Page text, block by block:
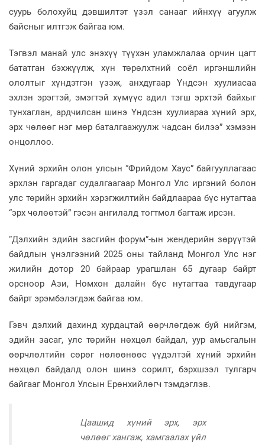
суурь болохуйц дэвшилтэт үзэл санааг ийнхүү агуулж
байсныг илтгэж байгаа юм.
Тэгвэл манай улс энэхүү түүхэн уламжлалаа орчин цагт
бататган бэхжүүлж, хүн төрөлхтний соёл иргэншлийн
ололтыг хүндэтгэн үзэж, анхдугаар Үндсэн хуулиасаа
эхлэн эрэгтэй, эмэгтэй хүмүүс адил тэгш эрхтэй байхыг
тунхаглан, ардчилсан шинэ Үндсэн хуулиараа хүний эрх,
эрх чөлөөг нэг мөр баталгаажуулж чадсан билээ” хэмээн
онцоллоо.
Хүний эрхийн олон улсын “Фрийдом Хаус” байгууллагаас
эрхлэн гаргадаг судалгаагаар Монгол Улс иргэний болон
улс төрийн эрхийн хэрэгжилтийн байдлаараа бүс нутагтаа
“эрх чөлөөтэй” гэсэн ангилалд тогтмол багтаж ирсэн.
“Дэлхийн эдийн засгийн форум”-ын жендерийн зөрүүтэй
байдлын үнэлгээний 2025 оны тайланд Монгол Улс нэг
жилийн дотор 20 байраар урагшлан 65 дугаар байрт
орсноор Ази, Номхон далайн бүс нутагтаа тавдугаар
байрт эрэмбэлэгдэж байгаа юм.
Гэвч дэлхий дахинд хурдацтай өөрчлөгдөж буй нийгэм,
эдийн засаг, улс төрийн нөхцөл байдал, уур амьсгалын
өөрчлөлтийн сөрөг нөлөөнөөс үүдэлтэй хүний эрхийн
нөхцөл байдалд олон шинэ сорилт, бэрхшээл тулгарч
байгааг Монгол Улсын Ерөнхийлөгч тэмдэглэв.
Цаашид хүний эрх, эрх
чөлөөг хангаж, хамгаалах үйл